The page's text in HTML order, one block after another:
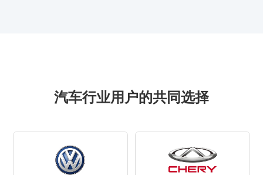
汽车行业用户的共同选择